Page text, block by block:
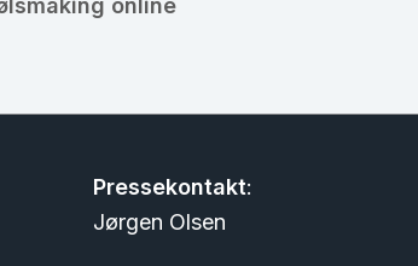
online
Pressekontakt:
Jørgen Olsen